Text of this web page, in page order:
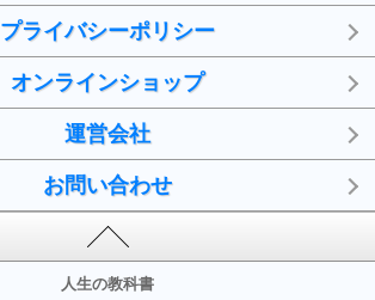
プライバシーポリシー
オンラインショップ
運営会社
お問い合わせ
人生の教科書